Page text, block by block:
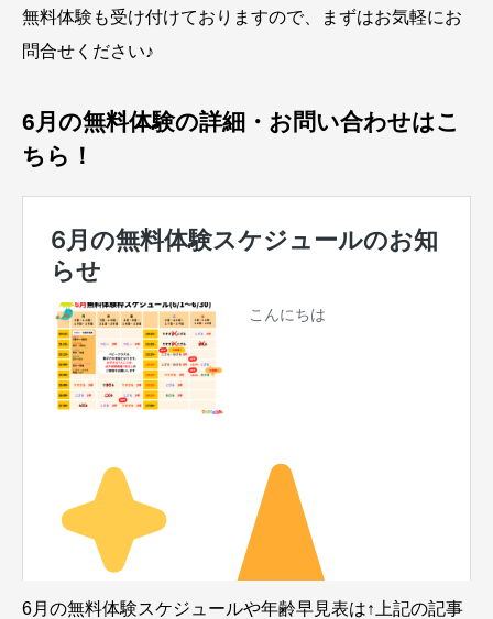
無料体験も受け付けておりますので、まずはお気軽にお
問合せください♪
6月の無料体験の詳細・お問い合わせはこ
ちら！
6月の無料体験スケジュールや年齢早見表は↑上記の記事